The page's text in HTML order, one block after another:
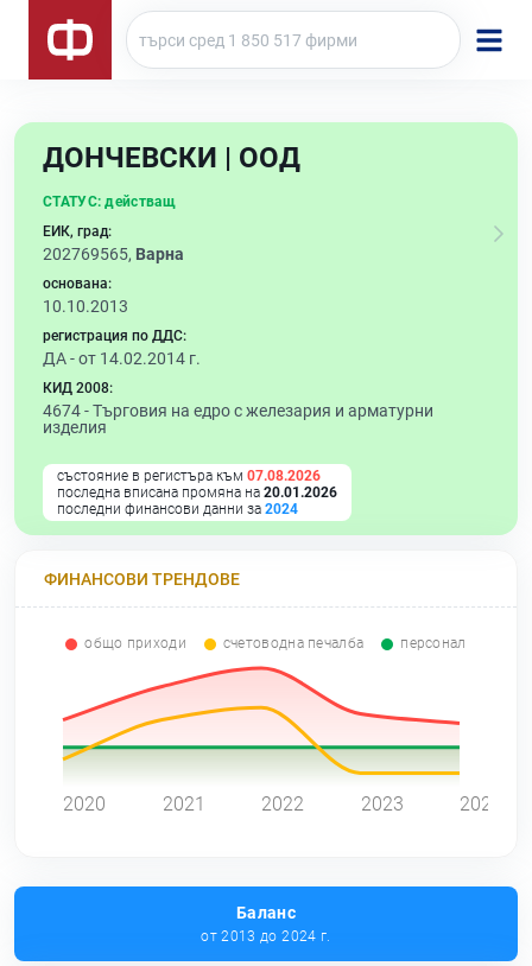
ДОНЧЕВСКИ | ООД
СТАТУС: действащ
ЕИК, град:
202769565, Варна
основана:
10.10.2013
регистрация по ДДС:
ДА - от 14.02.2014 г.
КИД 2008:
4674 -Търговия на едро с железария и арматурни
изделия
състояние в регистъра към 07.08.2026
последна вписана промяна на 20.01.2026
последни финансови данни за 2024
ФИНАНСОВИ ТРЕНДОВЕ
общо приходи счетоводна печалба персонал
2020 2021 2022 2023 2024
Баланс
от 2013 до 2024 г.